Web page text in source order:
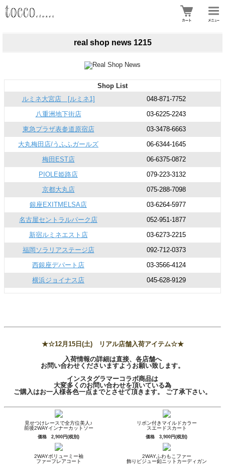
real shop news 1215
Shop List
ルミネ大宮店 [ルミネ1]
048-871-7752
八重洲地下街店
03-6225-2243
東急プラザ表参道原宿店
03-3478-6663
大丸梅田店/うふふガールズ
06-6344-1645
梅田EST店
06-6375-0872
PIOLE姫路店
079-223-3132
京都大丸店
075-288-7098
銀座EXITMELSA店
03-6264-5977
名古屋セントラルパーク店
052-951-1877
新宿ルミネエスト店
03-6273-2215
福岡ソラリアステージ店
092-712-0373
西銀座デパート店
03-3566-4124
横浜ジョイナス店
045-628-9129
★☆12月15日(土) リアル店舗入荷アイテム☆★
入荷情報の詳細は直接、各店舗へ
お問い合わせくださいますようお願い致します。
インスタグラマーコラボ商品は
大変多くのお問い合わせを頂いている為
ご購入はお一人様各色一点までとさせて頂きます。 ご了承下さい。
見せつけレースで全方位美人♪
前後2WAYインナーカットソー
価格 2,900円(税別)
リボン付きマイルドカラー
スエードスカート
価格 3,900円(税別)
2WAYボリューミー袖
ファーフレアコート
2WAYふわもこファー
飾りビジュー釦ニットカーディガン